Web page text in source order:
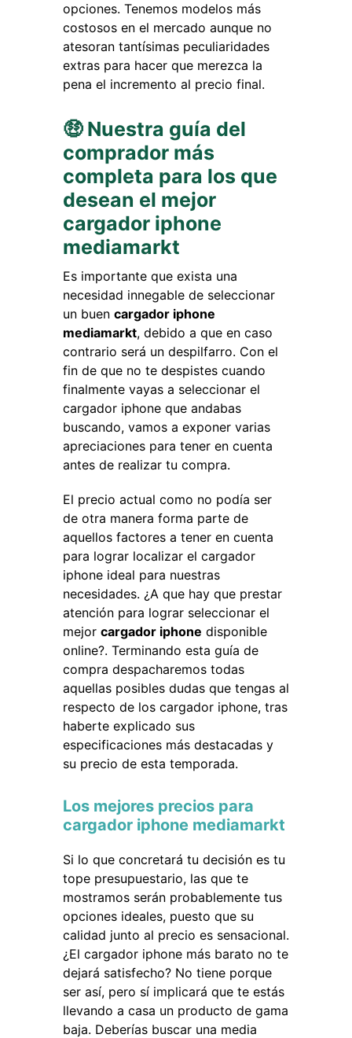
opciones. Tenemos modelos más
costosos en el mercado aunque no
atesoran tantísimas peculiaridades
extras para hacer que merezca la
pena el incremento al precio final.
🤑 Nuestra guía del
comprador más
completa para los que
desean el mejor
cargador iphone
mediamarkt
Es importante que exista una
necesidad innegable de seleccionar
un buen cargador iphone
mediamarkt, debido a que en caso
contrario será un despilfarro. Con el
fin de que no te despistes cuando
finalmente vayas a seleccionar el
cargador iphone que andabas
buscando, vamos a exponer varias
apreciaciones para tener en cuenta
antes de realizar tu compra.
El precio actual como no podía ser
de otra manera forma parte de
aquellos factores a tener en cuenta
para lograr localizar el cargador
iphone ideal para nuestras
necesidades. ¿A que hay que prestar
atención para lograr seleccionar el
mejor cargador iphone disponible
online?. Terminando esta guía de
compra despacharemos todas
aquellas posibles dudas que tengas al
respecto de los cargador iphone, tras
haberte explicado sus
especificaciones más destacadas y
su precio de esta temporada.
Los mejores precios para
cargador iphone mediamarkt
Si lo que concretará tu decisión es tu
tope presupuestario, las que te
mostramos serán probablemente tus
opciones ideales, puesto que su
calidad junto al precio es sensacional.
¿El cargador iphone más barato no te
dejará satisfecho? No tiene porque
ser así, pero sí implicará que te estás
llevando a casa un producto de gama
baja. Deberías buscar una media